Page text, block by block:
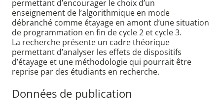
permettant d’encourager le choix d’un
enseignement de l’algorithmique en mode
débranché comme étayage en amont d’une situation
de programmation en fin de cycle 2 et cycle 3.
La recherche présente un cadre théorique
permettant d’analyser les effets de dispositifs
d’étayage et une méthodologie qui pourrait être
reprise par des étudiants en recherche.
Données de publication